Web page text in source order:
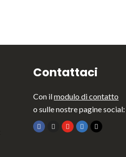
Contattaci
Con ilmodulo di contatto
o sulle nostre pagine social: